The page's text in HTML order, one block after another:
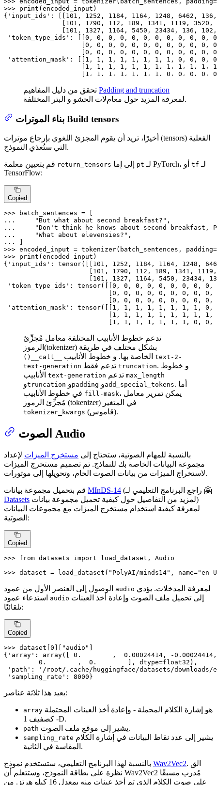
>>> print (encoded_input)
{ 'input_ids' : [[ 101 , 1252 , 1184 , 1164 , 1248 , 6462 , 136
101 , 1790 , 112 , 189 , 1341 , 1119 , 3520 ,
101 , 1327 , 1164 , 5450 , 23434 , 136 , 102
'token_type_ids' : [[ 0 , 0 , 0 , 0 , 0 , 0 , 0 , 0 , 0 , 0 , 0 , 0
0 , 0 , 0 , 0 , 0 , 0 , 0 , 0 , 0 , 0 , 0 , 0
0 , 0 , 0 , 0 , 0 , 0 , 0 , 0 , 0 , 0 , 0 , 0
'attention_mask' : [[ 1 , 1 , 1 , 1 , 1 , 1 , 1 , 1 , 0 , 0 , 0 , 0
1 , 1 , 1 , 1 , 1 , 1 , 1 ، 1 ، 1 ، 1 ، 1 ، 1
1 ، 1 ، 1 ، 1 ، 1 ، 1 ، 1 ، 0 ، 0 ، 0 ، 0 ، 0
Padding and truncation
لمعرفة المزيد حول معامﻻت الحشو و البتر المختلفة.
بناء الموترات Build tensors
أخيرًا، تريد أن يقوم المجزئ اللغوي بإرجاع موترات (tensors) الفعلية
التي ستُغذي النموذج.
return_tensors pt tf
TensorFlow:
Copied
>>>
...
"But what about second breakfast?"
...
"Don't think he knows about second breakfast,
...
"What about elevensies?"
...
>>> encoded_input = tokenizer(batch_sentences, padding=
>>> print (encoded_input)
{ 'input_ids' : tensor([[ 101 , 1252 , 1184 , 1164 , 1248 ,
101 , 1790 , 112 , 189 , 1341 , 1119
101 , 1327 , 1164 , 5450 , 23434 ,
'token_type_ids' : tensor([[ 0 , 0 , 0 , 0 , 0 , 0 , 0 , 0 , 0 ,
0 , 0 , 0 , 0 , 0 , 0 , 0 , 0 , 0 ,
0 , 0 , 0 , 0 , 0 , 0 , 0 , 0 , 0 ,
'attention_mask' : tensor([[ 1 , 1 , 1 , 1 , 1 , 1 , 1 , 1 , 0 ,
1 , 1 , 1 , 1 , 1 , 1 , 1 , 1 , 1 ,
1 , 1 , 1 , 1 , 1 , 1 , 1 , 0 , 0 ,
تدعم خطوط الأنابيب المختلفة معامل مُجزِّئ
الرموز(tokenizer) بشكل مختلف في طريقة
()__call__
text-2-
text-generation
truncation. و خطوط
text-generation max_length
وtruncation وpadding وadd_special_tokens. أما
fill-mask، يمكن تمرير معامل
مُجزِّئ الرموز (tokenizer) في المتغير
tokenizer_kwargs (قاموس).
الصوت Audio
بالنسبة للمهام الصوتية، ستحتاج إلى مستخرج الميزات لإعداد
مجموعة البيانات الخاصة بك للنماذج. تم تصميم مستخرج الميزات
لاستخراج الميزات من بيانات الصوت الخام، وتحويلها إلى موتورات.
MInDS-14
(راجع البرنامج التعليمي لـ 🤗
Datasets
لمعرفة كيفية استخدام مستخرج الميزات مع مجموعات البيانات
الصوتية:
Copied
>>> from datasets import load_dataset, Audio
>>> dataset = load_dataset( "PolyAI/minds14" , name="en-
audio
audio
تلقائيًا:
Copied
>>> dataset[ 0 "audio"
{ 'array' : array([ 0.
        ,
0.00024414 , -0.00024414
0.
        ,
0.
        ], dtype=float32),
'path' :
'/root/.cache/huggingface/datasets/downloads/
'sampling_rate' : 8000 }
يعيد هذا ثلاثة عناصر:
array
- كصفيف 1D.
path يشير إلى موقع ملف الصوت.
sampling_rate
المقاسة في الثانية.
Wav2Vec2. الق
نظرة على بطاقة النموذج، وستتعلم أن Wav2Vec2 مُدرب مسبقًا
على صوت الكلام الذي تم أخذ عينات منه بمعدل 16 كيلو هرتز. من